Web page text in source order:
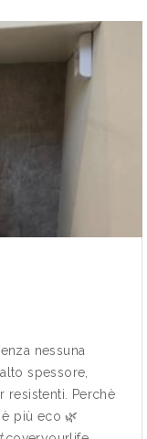
nessuna
spessore,
resistenti. Perchè
più eco 🌿